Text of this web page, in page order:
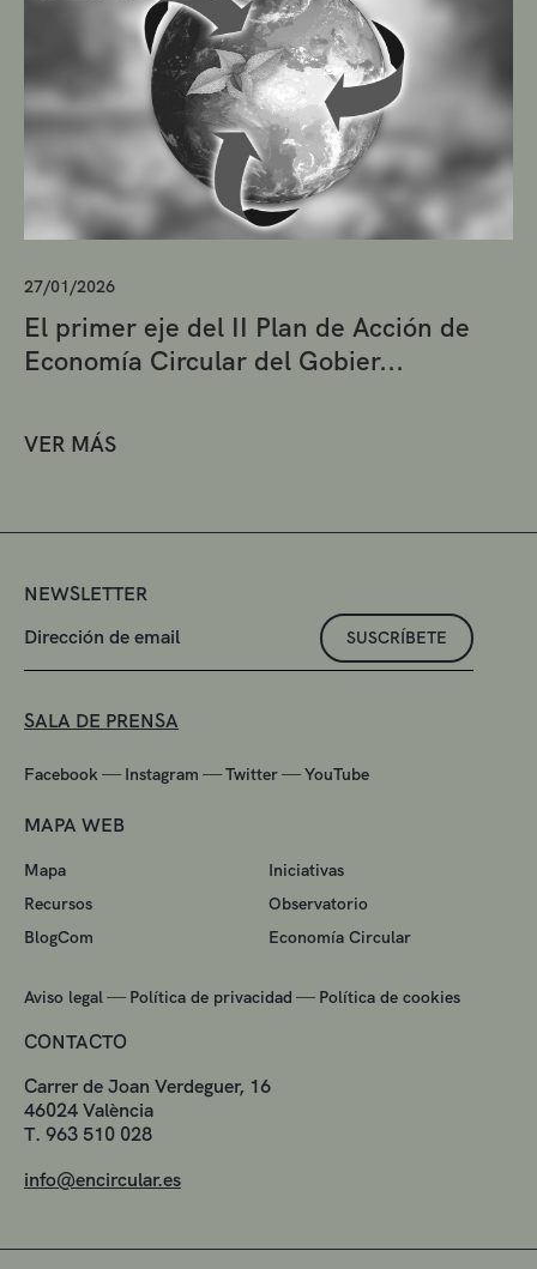
27/01/2026
El primer eje del II Plan de Acción de
Economía Circular del Gobier...
VER MÁS
NEWSLETTER
SUSCRÍBETE
SALA DE PRENSA
Facebook — Instagram —Twitter—YouTube
MAPA WEB
Mapa
Iniciativas
Recursos
Observatorio
BlogCom
Economía Circular
Aviso legal — Política de privacidad — Política de cookies
CONTACTO
Carrer de Joan Verdeguer, 16
46024 València
T. 963 510 028
info@encircular.es